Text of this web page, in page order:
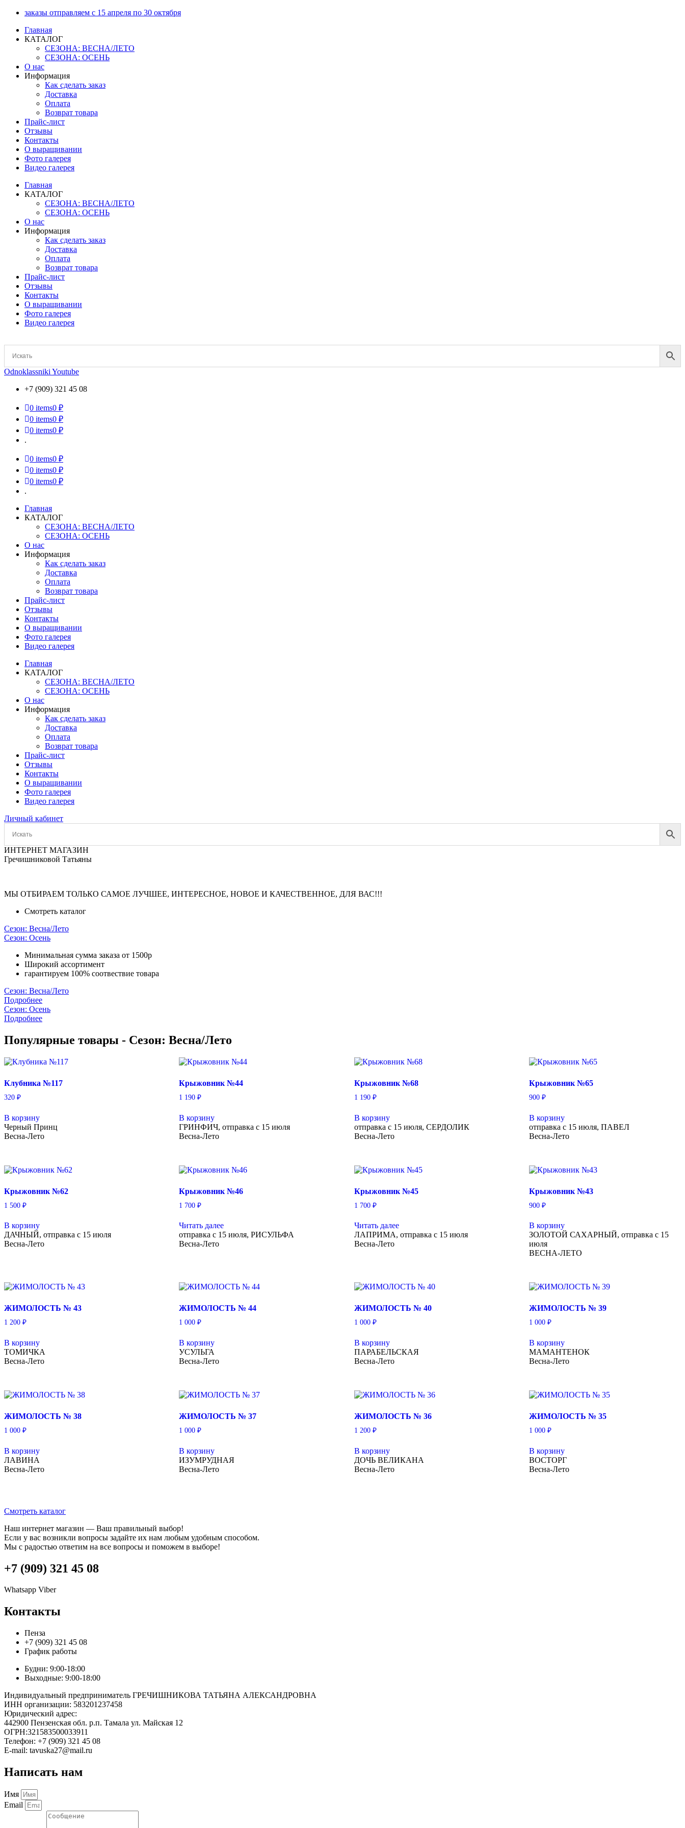
Перейти
содержимому
заказы отправляем с 15 апреля по 30 октября
Главная
КАТАЛОГ
СЕЗОНА: ВЕСНА/ЛЕТО
СЕЗОНА: ОСЕНЬ
О нас
Информация
Как сделать заказ
Доставка
Оплата
Возврат товара
Прайс-лист
Отзывы
Контакты
О выращивании
Фото галерея
Видео галерея
Главная
КАТАЛОГ
СЕЗОНА: ВЕСНА/ЛЕТО
СЕЗОНА: ОСЕНЬ
О нас
Информация
Как сделать заказ
Доставка
Оплата
Возврат товара
Прайс-лист
Отзывы
Контакты
О выращивании
Фото галерея
Видео галерея
Odnoklassniki Youtube
+7 (909) 321 45 08
0 items0 ₽
0 items0 ₽
0 items0 ₽
.
0 items0 ₽
0 items0 ₽
0 items0 ₽
.
Главная
КАТАЛОГ
СЕЗОНА: ВЕСНА/ЛЕТО
СЕЗОНА: ОСЕНЬ
О нас
Информация
Как сделать заказ
Доставка
Оплата
Возврат товара
Прайс-лист
Отзывы
Контакты
О выращивании
Фото галерея
Видео галерея
Главная
КАТАЛОГ
СЕЗОНА: ВЕСНА/ЛЕТО
СЕЗОНА: ОСЕНЬ
О нас
Информация
Как сделать заказ
Доставка
Оплата
Возврат товара
Прайс-лист
Отзывы
Контакты
О выращивании
Фото галерея
Видео галерея
Личный кабинет
ИНТЕРНЕТ МАГАЗИН
Гречишниковой Татьяны
МЫ ОТБИРАЕМ ТОЛЬКО САМОЕ ЛУЧШЕЕ, ИНТЕРЕСНОЕ, НОВОЕ И КАЧЕСТВЕННОЕ, ДЛЯ ВАС!!!
Смотреть каталог
Сезон: Весна/Лето
Сезон: Осень
Минимальная сумма заказа от 1500р
Широкий ассортимент
гарантируем 100% соотвествие товара
Сезон: Весна/Лето
Подробнее
Сезон: Осень
Подробнее
Популярные товары - Сезон: Весна/Лето
Клубника №117
320 ₽
В корзину
Черный Принц
Весна-Лето
Крыжовник №44
1 190₽
В корзину
ГРИНФИЧ, отправка с 15 июля
Весна-Лето
Крыжовник №68
1 190 ₽
В корзину
отправка с 15 июля, СЕРДОЛИК
Весна-Лето
Крыжовник №65
900 ₽
В корзину
отправка с 15 июля, ПАВЕЛ
Весна-Лето
Крыжовник №62
1 500 ₽
В корзину
ДАЧНЫЙ, отправка с 15 июля
Весна-Лето
Крыжовник №46
1 700₽
Читать далее
отправка с 15 июля, РИСУЛЬФА
Весна-Лето
Крыжовник №45
1 700 ₽
Читать далее
ЛАПРИМА, отправка с 15 июля
Весна-Лето
Крыжовник №43
900 ₽
В корзину
ЗОЛОТОЙ САХАРНЫЙ, отправка с 15
июля
ВЕСНА-ЛЕТО
ЖИМОЛОСТЬ № 43
1 200 ₽
В корзину
ТОМИЧКА
Весна-Лето
ЖИМОЛОСТЬ № 44
1 000₽
В корзину
УСУЛЬГА
Весна-Лето
ЖИМОЛОСТЬ № 40
1 000 ₽
В корзину
ПАРАБЕЛЬСКАЯ
Весна-Лето
ЖИМОЛОСТЬ № 39
1 000 ₽
В корзину
МАМАНТЕНОК
Весна-Лето
ЖИМОЛОСТЬ № 38
1 000 ₽
В корзину
ЛАВИНА
Весна-Лето
ЖИМОЛОСТЬ № 37
1 000₽
В корзину
ИЗУМРУДНАЯ
Весна-Лето
ЖИМОЛОСТЬ № 36
1 200 ₽
В корзину
ДОЧЬ ВЕЛИКАНА
Весна-Лето
ЖИМОЛОСТЬ № 35
1 000 ₽
В корзину
ВОСТОРГ
Весна-Лето
Смотреть каталог
Наш интернет магазин — Ваш правильный выбор!
Если у вас возникли вопросы задайте их нам любым удобным способом.
Мы с радостью ответим на все вопросы и поможем в выборе!
+7 (909) 321 45 08
Whatsapp Viber
Контакты
Пенза
+7 (909) 321 45 08
График работы
Будни: 9:00-18:00
Выходные: 9:00-18:00
Индивидуальный предприниматель ГРЕЧИШНИКОВА ТАТЬЯНА АЛЕКСАНДРОВНА
ИНН организации: 583201237458
Юридический адрес:
442900 Пензенская обл. р.п. Тамала ул. Майская 12
ОГРН:321583500033911
Телефон: +7 (909) 321 45 08
E-mail: tavuska27@mail.ru
Написать нам
Имя
Email